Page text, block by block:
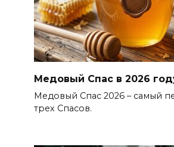
Медовый Спас в 2026
Медовый Спас 2026 – самый
трех Спасов.